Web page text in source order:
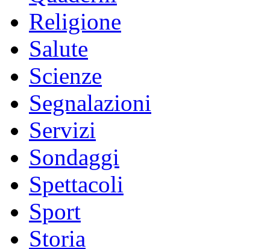
Religione
Salute
Scienze
Segnalazioni
Servizi
Sondaggi
Spettacoli
Sport
Storia